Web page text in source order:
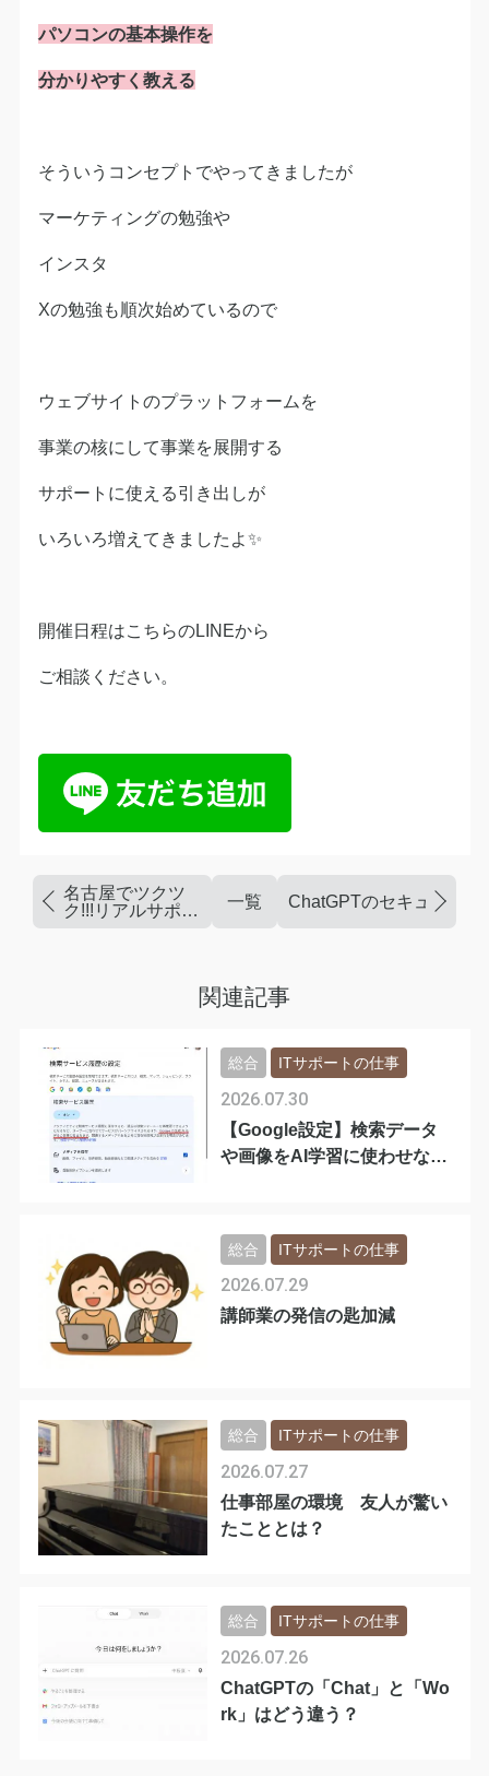
パソコンの基本操作を
分かりやすく教える
そういうコンセプトでやってきましたが
マーケティングの勉強や
インスタ
Xの勉強も順次始めているので
ウェブサイトのプラットフォームを
事業の核にして事業を展開する
サポートに使える引き出しが
いろいろ増えてきましたよ✨
開催日程はこちらのLINEから
ご相談ください。
名古屋でツクツ
ク!!!リアルサポー
一覧 ChatGPTのセキュリテ
関連記事
【Google設定】検索データ
や画像をAI学習に使わせない
2026.07.30
総合 ITサポートの仕事
講師業の発信の匙加減
2026.07.29
総合 ITサポートの仕事
仕事部屋の環境 友人が驚い
たこととは？
2026.07.27
総合 ITサポートの仕事
ChatGPTの「Chat」と「Wo
rk」はどう違う？
2026.07.26
総合 ITサポートの仕事